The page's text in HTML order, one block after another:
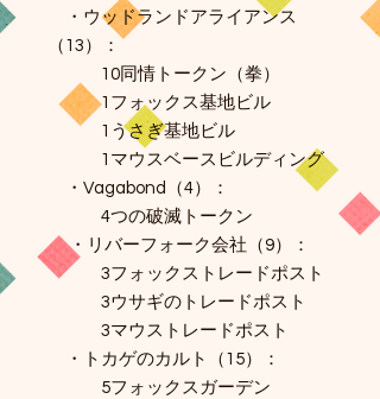
・ウッドランドアライアンス
（13）：
10同情トークン（拳）
1フォックス基地ビル
1うさぎ基地ビル
1マウスベースビルディング
・Vagabond（4）：
4つの破滅トークン
・リバーフォーク会社（9）：
3フォックストレードポスト
3ウサギのトレードポスト
3マウストレードポスト
・トカゲのカルト（15）：
5フォックスガーデン